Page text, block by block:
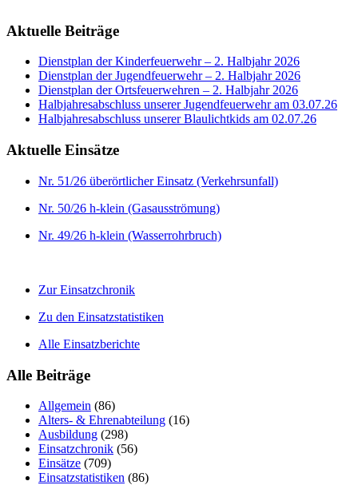
Aktuelle Beiträge
Dienstplan der Kinderfeuerwehr – 2. Halbjahr 2026
Dienstplan der Jugendfeuerwehr – 2. Halbjahr 2026
Dienstplan der Ortsfeuerwehren – 2. Halbjahr 2026
Halbjahresabschluss unserer Jugendfeuerwehr am 03.07.26
Halbjahresabschluss unserer Blaulichtkids am 02.07.26
Aktuelle Einsätze
Nr. 51/26 überörtlicher Einsatz (Verkehrsunfall)
Nr. 50/26 h-klein (Gasausströmung)
Nr. 49/26 h-klein (Wasserrohrbruch)
Zur Einsatzchronik
Zu den Einsatzstatistiken
Alle Einsatzberichte
Alle Beiträge
Allgemein (86)
Alters- & Ehrenabteilung (16)
Ausbildung (298)
Einsatzchronik (56)
Einsätze (709)
Einsatzstatistiken (86)